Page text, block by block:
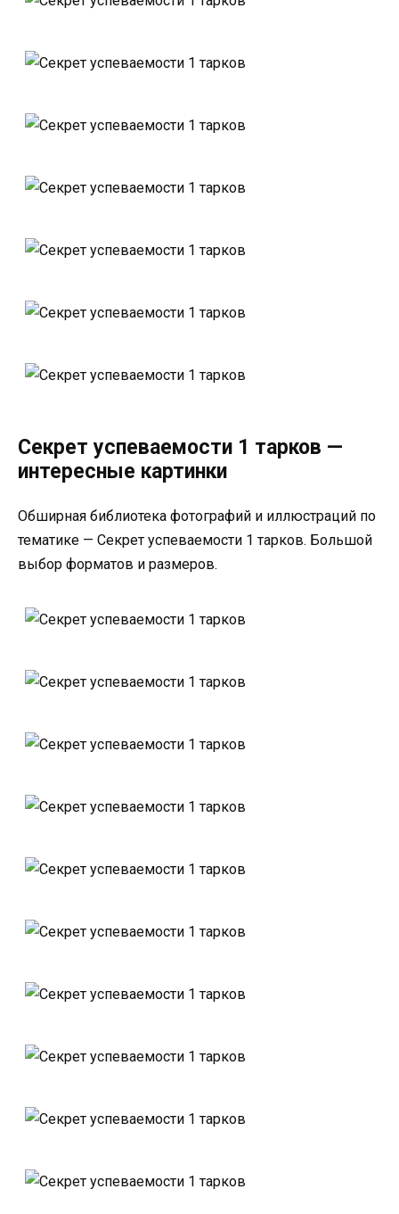
Секрет успеваемости 1 тарков —
интересные картинки
Обширная библиотека фотографий и иллюстраций по
тематике — Секрет успеваемости 1 тарков. Большой
выбор форматов и размеров.